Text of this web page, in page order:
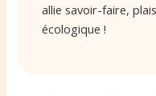
allie savoir-faire,
écologique !